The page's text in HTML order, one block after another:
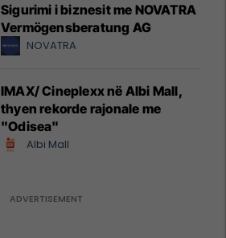
Sigurimi i biznesit me NOVATRA
Vermögensberatung AG
NOVATRA
IMAX/ Cineplexx në Albi Mall,
thyen rekorde rajonale me
"Odisea"
Albi Mall